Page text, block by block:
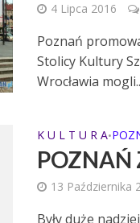
4 Lipca 2016
Poznań
Stolicy Kultury
Wrocławia
K U L T U R A•
POZNAŃ
13 Października
Były duże